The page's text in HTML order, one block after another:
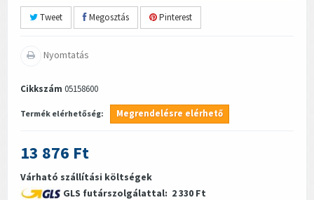
Tweet Megosztás Pinterest
Nyomtatás
Cikkszám 05158600
Termék elérhetőség: Megrendelésre elérhető
13 876 Ft
Várható szállítási költségek
GLS futárszolgálattal: 2 330 Ft